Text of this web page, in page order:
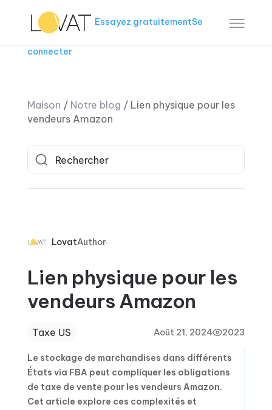
Essayez gratuitementSe
connecter
Maison / Notre blog / Lien physique pour les
vendeurs Amazon
LovatAuthor
Lien physique pour les
vendeurs Amazon
Taxe US Août 21, 2024 2023
Le stockage de marchandises dans différents
États via FBA peut compliquer les obligations
de taxe de vente pour les vendeurs Amazon.
Cet article explore ces complexités et